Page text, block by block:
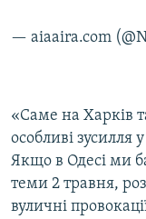
— aiaaira.com
«Саме на Харків
особливі зусилля
Якщо в Одесі ми
теми 2 травня,
вуличні